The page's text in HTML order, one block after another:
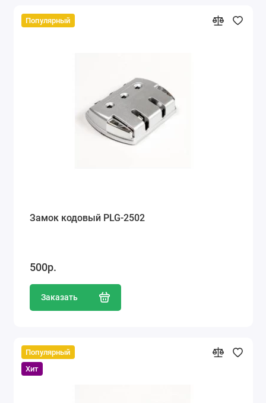
Популярный
Замок кодовый PLG-2502
500р.
Заказать
Популярный
Хит